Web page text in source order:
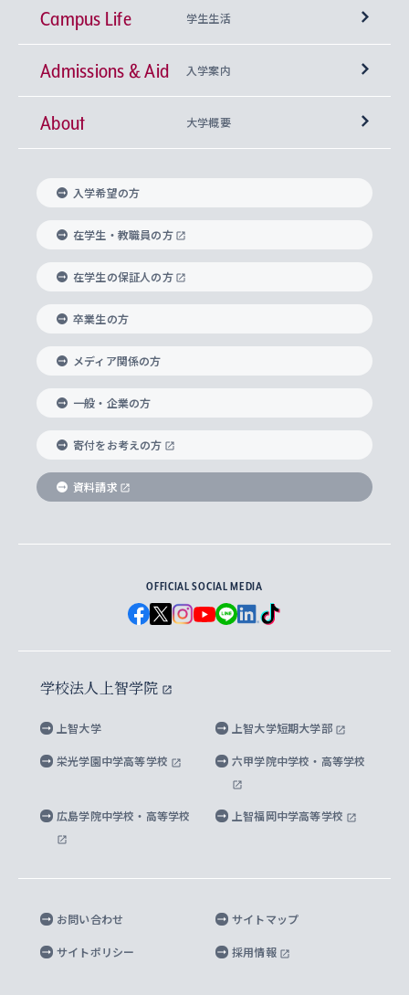
神学部
文学部
総合人間科学部
経済学部
外国語学部
総合グローバル学部
国際教養学部
理工学部
Futures） – 持続可能な未来を考える６学科連携
興味から学科を探す
上智大学の全学共通教育
基盤教育センター
キリスト教人間学
身体知
思考と表現
データサイエンス
上智大学の語学教育
言語教育研究センター
上智大学のグローバル教育
グローバル教育センター
上智大学で学ぶ
海外で学ぶ
学びのサポート
大学院
神学研究科
実践宗教学研究科
総合人間科学研究科
経済学研究科
グローバル・スタディーズ研究科
助産学専攻科
生涯学習
研究所 等
キリスト教文化研究所
中世思想研究所
国際言語情報研究所
グローバル・コンサーン研究所
比較文化研究所
ヨーロッパ研究所
アジア文化研究所
アメリカ・カナダ研究所
メディア・ジャーナリズム研究所
水稀少社会研究センター
先進機械・構造材料イノベーションセンター
マイクロ波サイエンス研究センター
Sophia Open Research Weeks (SORW)
産官学連携
知的財産
研究支援制度
重点領域研究・自由課題研究
研究活動に関する法令・研究費の使用について
Campus Life 学生生活
学期区分と授業時間割
課外活動
課外教育プログラム
ボランティア活動
グローバルな学びのコミュニティ
学生の相談窓口
心身の健康相談
ハラスメント防止の取り組み
障がいのある学生への支援
キャリア形成サポート
キャリア形成支援プログラム
就職（内定先）・進路統計
企業の採用ご担当者様へのご案内
住まいのサポート
Admissions & Aid 入学案内
上智大学で取得できる学位
入れの方針）
科目等履修生
研究生・外国人特別研究生・国費留学生
交換留学生(海外大学から上智大学で学ぶ)
ノンディグリー生
Sophia Short-term Program受講生
学費・奨学金
学部入学前に出願する奨学金
国による高等教育の修学支援新制度
大学院生対象の奨学金
海外留学する際の費用と奨学金
About 大学概要
理事長・学長メッセージ
学長・副学長紹介
上智大学の精神
上智大学の理念
上智大学の沿革
ソフィア・アーカイブズ
上智大学とカトリック
グローバルエンゲージメント
上智大学を訪れた世界の知性
国連Weeks・アフリカWeeks
ダイバーシティ＆サステナビリティへの取り組み
上智大学公式ソーシャルメディア
学校法人上智学院について
数字で見る上智大学
上智大学のネットワーク
卒業生とのネットワーク
父母・保証人とのネットワーク
学外とのネットワーク
上智大学の出版物
上智大学大学案内・大学院案内
英文広報誌 SOPHIA magazine
上智大学のビジュアル・アイデンティティ
上智大学ビジュアル・アイデンティティ
上智大学校歌 ・上智大学学生歌
上智大学への取材・キャンパスでの撮影について
上智大学の公開情報
上智大学の教育研究活動等の情報公表
内部質保証と自己点検・評価
キャンパス案内
四谷キャンパス 施設紹介
キャンパスへのアクセス
海外拠点
教職協働の取り組み
プライバシーポリシー
入学希望の方
在学生・教職員の方
在学生の保証人の方
卒業生の方
メディア関係の方
一般・企業の方
寄付をお考えの方
資料請求
OFFICIAL SOCIAL MEDIA
学校法人上智学院
上智大学 上智大学短期大学部
栄光学園中学高等学校 六甲学院中学校・高等学校
広島学院中学校・高等学校 上智福岡中学高等学校
お問い合わせ サイトマップ
サイトポリシー 採用情報